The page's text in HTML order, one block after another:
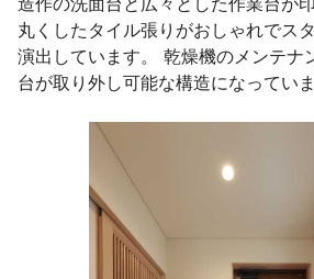
丸くしたタイル張りがおしゃれでス
演出しています。 乾燥機のメンテナ
台が取り外し可能な構造になっていま